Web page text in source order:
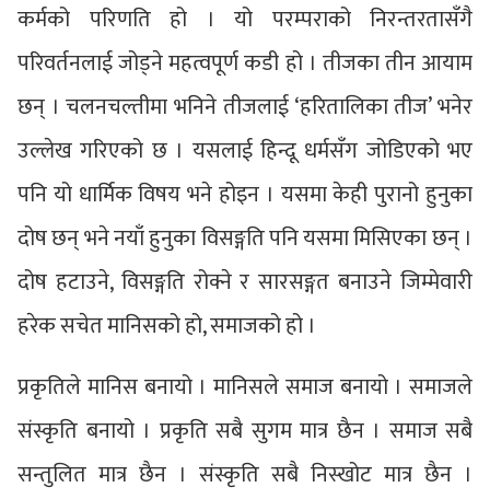
कर्मको परिणति हो । यो परम्पराको निरन्तरतासँगै
परिवर्तनलाई जोड्ने महत्वपूर्ण कडी हो । तीजका तीन आयाम
छन् । चलनचल्तीमा भनिने तीजलाई ‘हरितालिका तीज’ भनेर
उल्लेख गरिएको छ । यसलाई हिन्दू धर्मसँग जोडिएको भए
पनि यो धार्मिक विषय भने होइन । यसमा केही पुरानो हुनुका
दोष छन् भने नयाँ हुनुका विसङ्गति पनि यसमा मिसिएका छन् ।
दोष हटाउने, विसङ्गति रोक्ने र सारसङ्गत बनाउने जिम्मेवारी
हरेक सचेत मानिसको हो, समाजको हो ।
प्रकृतिले मानिस बनायो । मानिसले समाज बनायो । समाजले
संस्कृति बनायो । प्रकृति सबै सुगम मात्र छैन । समाज सबै
सन्तुलित मात्र छैन । संस्कृति सबै निस्खोट मात्र छैन ।